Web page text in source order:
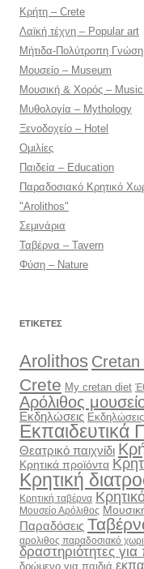
Κρήτη – Crete
Λαϊκή τέχνη – Popular art
Μήτιδα-Πολύτροπη Γνώση
Μουσείο – Museum
Μουσική & Χορός –
Μυθολογία – Mythology
Ξενοδοχείο – Hotel
Ομιλίες
Παιδεία – Education
Παραδοσιακό Κρητικό
"Arolithos"
Σεμινάρια
Ταβέρνα – Tavern
Φύση – Nature
ΕΤΙΚΈΤΕΣ
Arolithos Cretan
Crete My cretan diet
Αρόλιθος
Εκδηλώσεις
Εκπαιδευτικά
Θεατρικό παιχνίδι
Κρητικά προϊόντα
Κρητική
Κρητική ταβέρνα
Μουσείο Αρόλιθος
Παραδόσεις
αρολιθος παραδοσιακό
δραστηριότητες για
δρώμενο για παιδιά